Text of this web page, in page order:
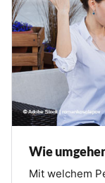
Wie
Mit welchem